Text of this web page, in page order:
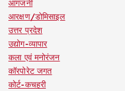
आगजनी
आरक्षण/डोमिसाइल
उत्तर प्रदेश
उद्योग-व्यापार
कला एवं मनोरंजन
कॉरपोरेट जगत
कोर्ट-कचहरी